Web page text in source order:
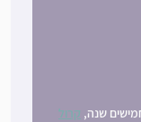
שנה,קרול